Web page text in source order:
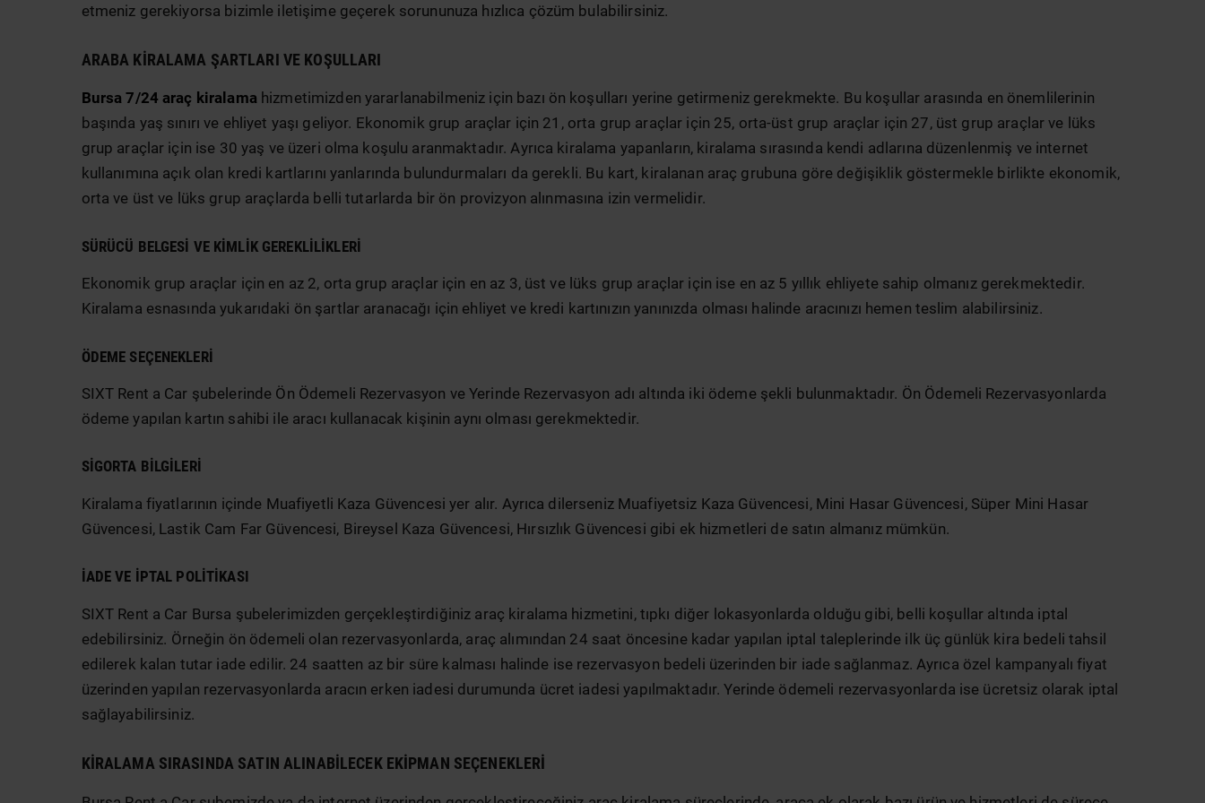
etmeniz gerekiyorsa bizimle iletişime geçerek sorununuza hızlıca çözüm bulabilirsiniz.
ARABA KIRALAMA ŞARTLARI VE KOŞULLARI
Bursa 7/24 araç kiralamahizmetimizden yararlanabilmeniz için bazı ön koşulları yerine getirmeniz gerekmekte. Bu koşullar arasında en önemlilerinin
başında yaş sınırı ve ehliyet yaşı geliyor. Ekonomik grup araçlar için 21, orta grup araçlar için 25, orta-üst grup araçlar için 27, üst grup araçlar ve lüks
grup araçlar için ise 30 yaş ve üzeri olma koşulu aranmaktadır. Ayrıca kiralama yapanların, kiralama sırasında kendi adlarına düzenlenmiş ve internet
kullanımına açık olan kredi kartlarını yanlarında bulundurmaları da gerekli. Bu kart, kiralanan araç grubuna göre değişiklik göstermekle birlikte ekonomik,
orta ve üst ve lüks grup araçlarda belli tutarlarda bir ön provizyon alınmasına izin vermelidir.
SÜRÜCÜ BELGESI VE KIMLIK GEREKLILIKLERI
Ekonomik grup araçlar için en az 2, orta grup araçlar için en az 3, üst ve lüks grup araçlar için ise en az 5 yıllık ehliyete sahip olmanız gerekmektedir.
Kiralama esnasında yukarıdaki ön şartlar aranacağı için ehliyet ve kredi kartınızın yanınızda olması halinde aracınızı hemen teslim alabilirsiniz.
ÖDEME SEÇENEKLERI
SIXT Rent a Car şubelerinde Ön Ödemeli Rezervasyon ve Yerinde Rezervasyon adı altında iki ödeme şekli bulunmaktadır. Ön Ödemeli Rezervasyonlarda
ödeme yapılan kartın sahibi ile aracı kullanacak kişinin aynı olması gerekmektedir.
SIGORTA BILGILERI
Kiralama fiyatlarının içinde Muafiyetli Kaza Güvencesi yer alır. Ayrıca dilerseniz Muafiyetsiz Kaza Güvencesi, Mini Hasar Güvencesi, Süper Mini Hasar
Güvencesi, Lastik Cam Far Güvencesi, Bireysel Kaza Güvencesi, Hırsızlık Güvencesi gibi ek hizmetleri de satın almanız mümkün.
İADE VE İPTAL POLITIKASI
SIXT Rent a Car Bursa şubelerimizden gerçekleştirdiğiniz araç kiralama hizmetini, tıpkı diğer lokasyonlarda olduğu gibi, belli koşullar altında iptal
edebilirsiniz. Örneğin ön ödemeli olan rezervasyonlarda, araç alımından 24 saat öncesine kadar yapılan iptal taleplerinde ilk üç günlük kira bedeli tahsil
edilerek kalan tutar iade edilir. 24 saatten az bir süre kalması halinde ise rezervasyon bedeli üzerinden bir iade sağlanmaz. Ayrıca özel kampanyalı fiyat
üzerinden yapılan rezervasyonlarda aracın erken iadesi durumunda ücret iadesi yapılmaktadır. Yerinde ödemeli rezervasyonlarda ise ücretsiz olarak iptal
sağlayabilirsiniz.
KIRALAMA SIRASINDA SATIN ALINABILECEK EKIPMAN SEÇENEKLERI